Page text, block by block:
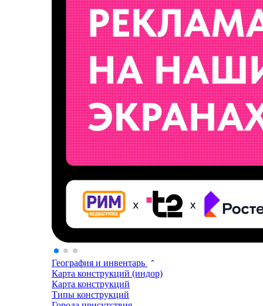
География и инвентарь
Карта конструкций (индор)
Карта конструкций
Типы конструкций